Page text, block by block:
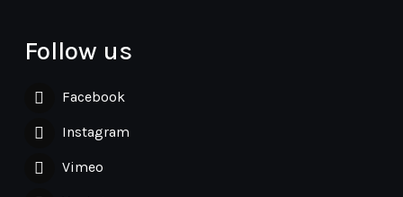
Follow us
Facebook
Instagram
Vimeo